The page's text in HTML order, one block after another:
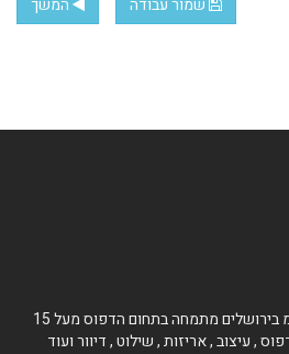
שמור עבודה המשך
חברת קולור פרינט גרופ בע"מ בירושלים מתמחה בתחום הדפוס מעל 15
, עיצוב , אריזות , שילוט , דיוור ועוד